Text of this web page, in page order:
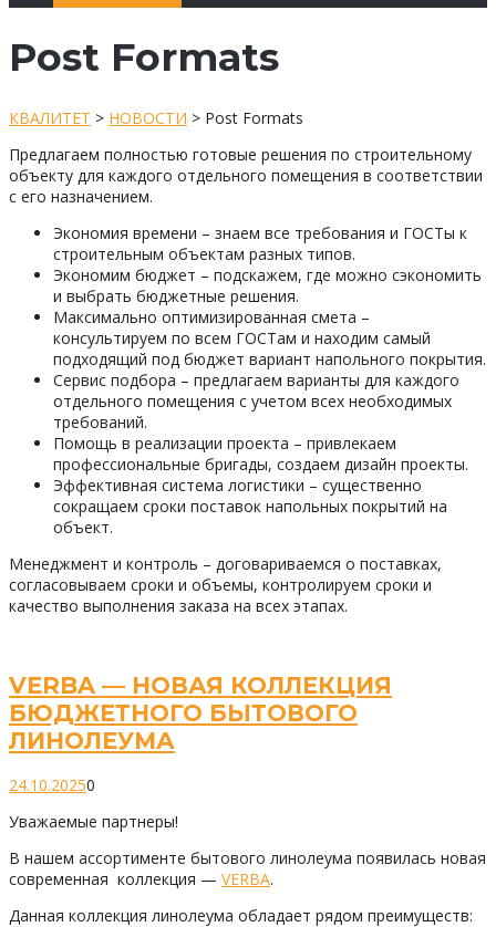
Post Formats
КВАЛИТЕТ > НОВОСТИ > Post Formats
Предлагаем полностью готовые решения по строительному
объекту для каждого отдельного помещения в соответствии
с его назначением.
Экономия времени – знаем все требования и ГОСТы к
строительным объектам разных типов.
Экономим бюджет – подскажем, где можно сэкономить
и выбрать бюджетные решения.
Максимально оптимизированная смета –
консультируем по всем ГОСТам и находим самый
подходящий под бюджет вариант напольного покрытия.
Сервис подбора – предлагаем варианты для каждого
отдельного помещения с учетом всех необходимых
требований.
Помощь в реализации проекта – привлекаем
профессиональные бригады, создаем дизайн проекты.
Эффективная система логистики – существенно
сокращаем сроки поставок напольных покрытий на
объект.
Менеджмент и контроль – договариваемся о поставках,
согласовываем сроки и объемы, контролируем сроки и
качество выполнения заказа на всех этапах.
VERBA — НОВАЯ КОЛЛЕКЦИЯ
БЮДЖЕТНОГО БЫТОВОГО
ЛИНОЛЕУМА
24.10.20250
Уважаемые партнеры!
В нашем ассортименте бытового линолеума появилась новая
современная коллекция — VERBA.
Данная коллекция линолеума обладает рядом преимуществ: